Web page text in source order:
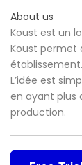
About us
Koust est un
Koust permet
établissement.
L’idée est
en ayant plus
production.